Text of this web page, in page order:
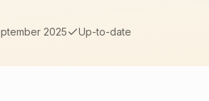
2025 Up-to-date